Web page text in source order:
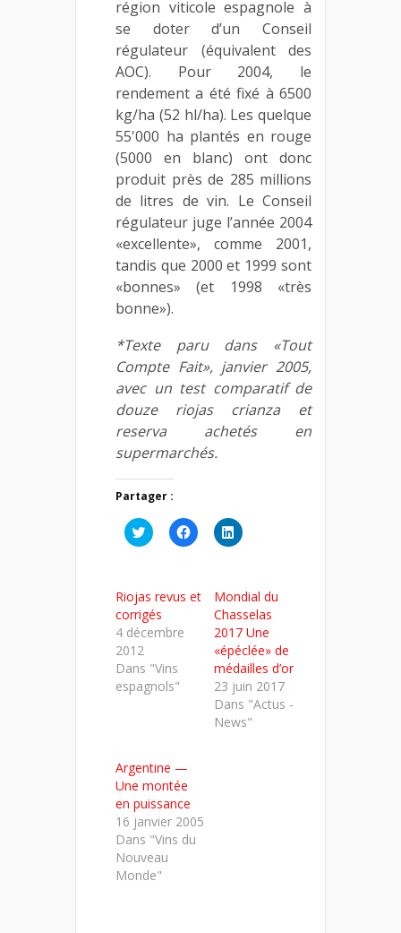
région viticole espagnole à
se doter d’un Conseil
régulateur (équivalent des
AOC). Pour 2004, le
rendement a été fixé à 6500
kg/ha (52 hl/ha). Les quelque
55'000 ha plantés en rouge
(5000 en blanc) ont donc
produit près de 285 millions
de litres de vin. Le Conseil
régulateur juge l’année 2004
«excellente», comme 2001,
tandis que 2000 et 1999 sont
«bonnes» (et 1998 «très
bonne»).
*Texte paru dans «Tout
Compte Fait», janvier 2005,
avec un test comparatif de
douze riojas crianza et
reserva achetés en
supermarchés.
Partager :
Cliquez
pour
une
nouvelle
fenêtre)
Cliquez
pour
une
nouvelle
fenêtre)
Cliquez
pour
dans
une
nouvelle
fenêtre)
Riojas revus et
corrigés
4 décembre
2012
Dans "Vins
espagnols"
Mondial du
Chasselas
2017 Une
«épéclée» de
médailles d’or
23 juin 2017
Dans "Actus -
News"
Argentine —
Une montée
en puissance
16 janvier 2005
Dans "Vins du
Nouveau
Monde"